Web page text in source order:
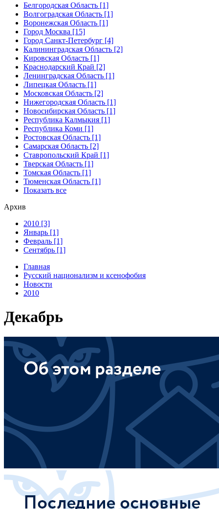
Белгородская Область [1]
Волгоградская Область [1]
Воронежская Область [1]
Город Москва [15]
Город Санкт-Петербург [4]
Калининградская Область [2]
Кировская Область [1]
Краснодарский Край [2]
Ленинградская Область [1]
Липецкая Область [1]
Московская Область [2]
Нижегородская Область [1]
Новосибирская Область [1]
Республика Калмыкия [1]
Республика Коми [1]
Ростовская Область [1]
Самарская Область [2]
Ставропольский Край [1]
Тверская Область [1]
Томская Область [1]
Тюменская Область [1]
Показать все
Архив
2010 [3]
Январь [1]
Февраль [1]
Сентябрь [1]
Главная
Русский национализм и ксенофобия
Новости
2010
Декабрь